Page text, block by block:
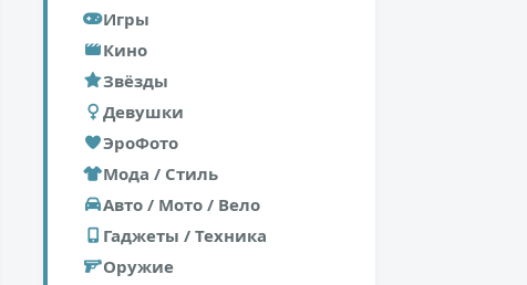
Игры
Кино
Звёзды
Девушки
ЭроФото
Мода / Стиль
Авто / Мото / Вело
Гаджеты / Техника
Оружие